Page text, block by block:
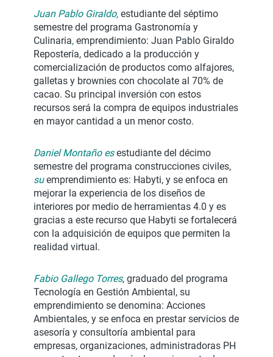
Juan Pablo Giraldo, estudiante del séptimo
semestre del programa Gastronomía y
Culinaria, emprendimiento: Juan Pablo Giraldo
Repostería, dedicado a la producción y
comercialización de productos como alfajores,
galletas y brownies con chocolate al 70% de
cacao. Su principal inversión con estos
recursos será la compra de equipos industriales
en mayor cantidad a un menor costo.
Daniel Montaño esestudiante del décimo
semestre del programa construcciones civiles,
suemprendimiento es: Habyti, y se enfoca en
mejorar la experiencia de los diseños de
interiores por medio de herramientas 4.0 y es
gracias a este recurso que Habyti se fortalecerá
con la adquisición de equipos que permiten la
realidad virtual.
Fabio Gallego Torres, graduado del programa
Tecnología en Gestión Ambiental, su
emprendimiento se denomina: Acciones
Ambientales, y se enfoca en prestar servicios de
asesoría y consultoría ambiental para
empresas, organizaciones, administradoras PH